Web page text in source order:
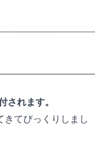
れます。
てびっくりしまし